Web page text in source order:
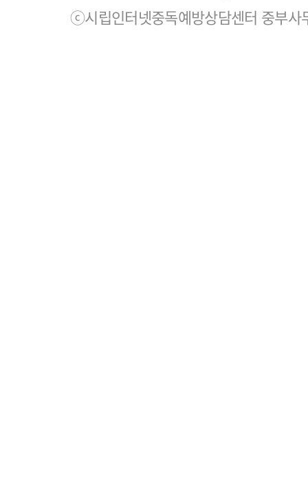
ⓒ시립인터넷중독예방상담센터 중부